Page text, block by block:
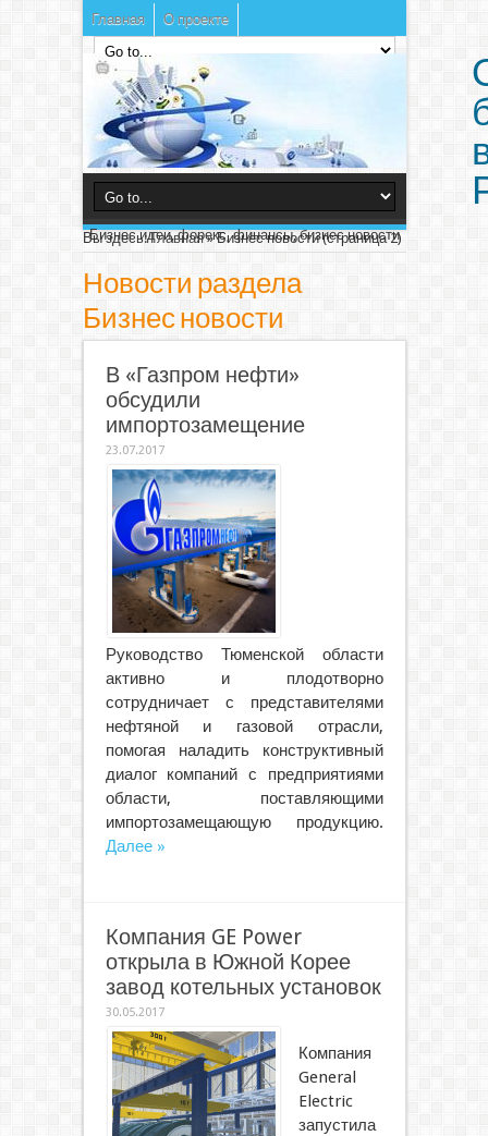
Главная О проекте
Бизнес идеи, форекс, финансы, бизнес новости
Вы здесь:Главная»Бизнес новости(страница 2)
Новости раздела
Бизнес новости
В «Газпром нефти»
обсудили
импортозамещение
23.07.2017
Руководство Тюменской области
активно и плодотворно
сотрудничает с представителями
нефтяной и газовой отрасли,
помогая наладить конструктивный
диалог компаний с предприятиями
области, поставляющими
импортозамещающую продукцию.
Далее »
Компания GE Power
открыла в Южной Корее
завод котельных установок
30.05.2017
Компания
General
Electric
запустила